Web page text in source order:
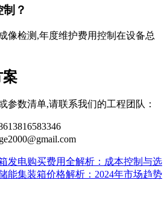
？
像检测,年度维护费用控制在设备总
案
参数清单,请联系我们的工程团队：
发电购买费用全解析：成本控制与选
能集装箱价格解析：2024年市场趋势